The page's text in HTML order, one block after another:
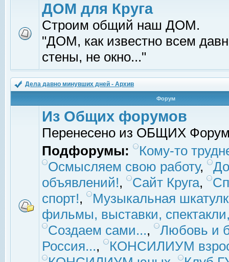
ДОМ для Круга
Строим общий наш ДОМ.
"ДОМ, как известно всем
стены, не окно..."
Дела давно минувших дней - Архив
Форум
Из Общих форумов
Перенесено из ОБЩИХ
Подфорумы:
Кому-то
Осмысляем свою работу,
объявлений!, Сайт Круга,
спорт!,
Музыкальная
фильмы, выставки,
Создаем сами...,
Любовь и
Россия...,
КОНСИЛИУМ